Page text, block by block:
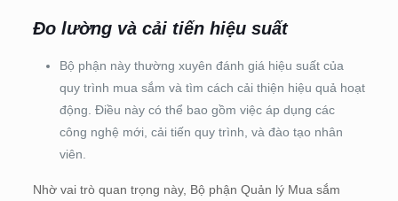
Đo lường và cải tiến hiệu suất
Bộ phận này thường xuyên đánh giá hiệu suất của
quy trình mua sắm và tìm cách cải thiện hiệu quả hoạt
động. Điều này có thể bao gồm việc áp dụng các
công nghệ mới, cải tiến quy trình, và đào tạo nhân
viên.
Nhờ vai trò quan trọng này, Bộ phận Quản lý Mua sắm